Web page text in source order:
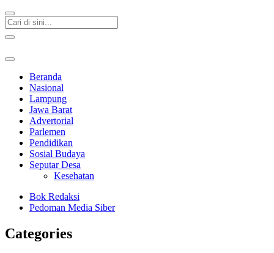
Beranda
Nasional
Lampung
Jawa Barat
Advertorial
Parlemen
Pendidikan
Sosial Budaya
Seputar Desa
Kesehatan
Bok Redaksi
Pedoman Media Siber
Categories